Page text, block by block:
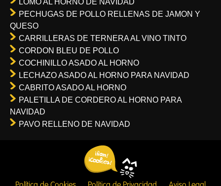
LOMO AL HORNO DE NAVIDAD
PECHUGAS DE POLLO RELLENAS DE JAMON Y
QUESO
CARRILLERAS DE TERNERA AL VINO TINTO
CORDON BLEU DE POLLO
COCHINILLO ASADO AL HORNO
LECHAZO ASADO AL HORNO PARA NAVIDAD
CABRITO ASADO AL HORNO
PALETILLA DE CORDERO AL HORNO PARA
NAVIDAD
PAVO RELLENO DE NAVIDAD